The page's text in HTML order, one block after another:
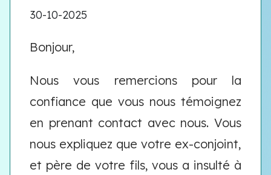
30-10-2025
Bonjour,
Nous vous remercions pour la
confiance que vous nous témoignez
en prenant contact avec nous. Vous
nous expliquez que votre ex-conjoint,
et père de votre fils, vous a insulté à